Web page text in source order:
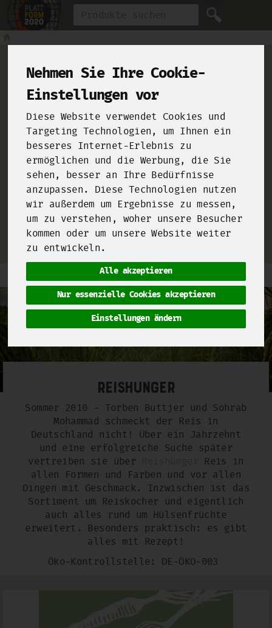
Nehmen Sie Ihre Cookie-
Einstellungen vor
Diese Website verwendet Cookies und
Targeting Technologien, um Ihnen ein
besseres Internet-Erlebnis zu
ermöglichen und die Werbung, die Sie
sehen, besser an Ihre Bedürfnisse
anzupassen. Diese Technologien nutzen
wir außerdem um Ergebnisse zu messen,
um zu verstehen, woher unsere Besucher
kommen oder um unsere Website weiter
zu entwickeln.
Alle akzeptieren
Nur essenzielle Cookies akzeptieren
Einstellungen ändern
Produkt
For Chefs
From farms and food manufacturers to your kitchen!
Click here and sign up for ourB2B-Shop
Reishunger
Sommer 2010 - Torben Buttjer und Sohrab
Mohammad schmeckt der Reis in
Deutschland nicht! Über ein Jahrzehnt
und eine erfolgreiche Suche später
vertreiben sie über
Reis in
allen Formen und Farben und vor allen
Dingen mit Geschmack. Inzwischen ist das
Sortiment um Reiskocher und eigentlich
auch alles rund um Hülsenfrüchte
erweitert. Besonders praktisch: es gibt
alles mit Rezept!
Öko-Kontrollstelle: DE-ÖKO-003